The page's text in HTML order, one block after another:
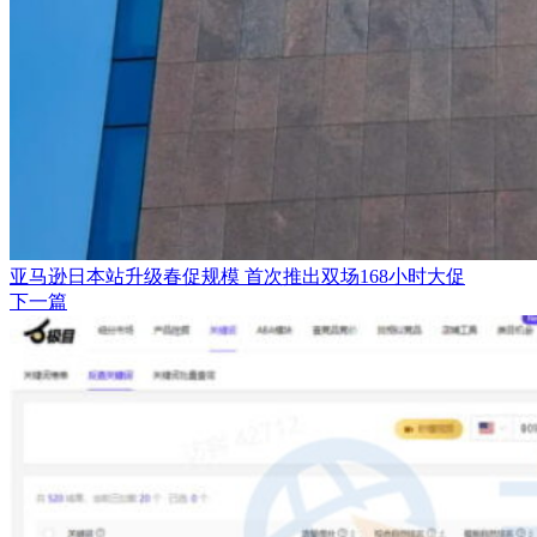
亚马逊日本站升级春促规模 首次推出双场168小时大促
下一篇